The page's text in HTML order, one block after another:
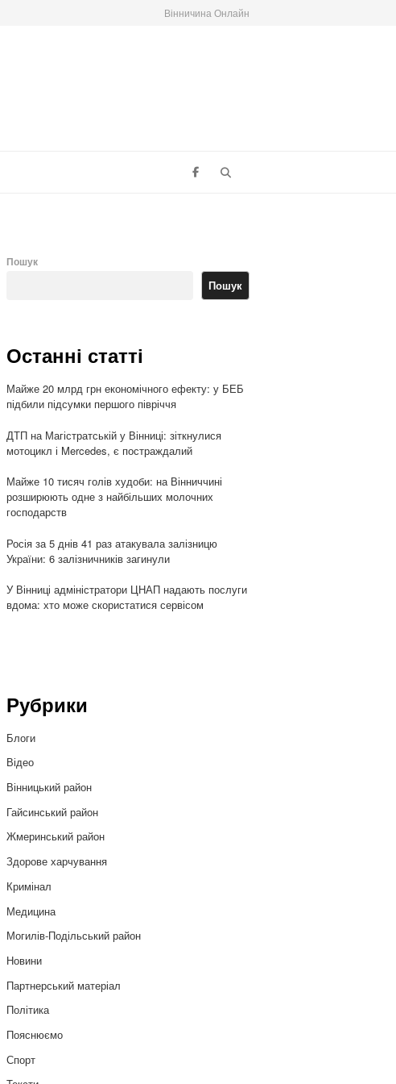
Вінничина Онлайн
Пошук
Пошук
Останні статті
Майже 20 млрд грн економічного ефекту: у БЕБ
підбили підсумки першого півріччя
ДТП на Магістратській у Вінниці: зіткнулися
мотоцикл і Mercedes, є постраждалий
Майже 10 тисяч голів худоби: на Вінниччині
розширюють одне з найбільших молочних
господарств
Росія за 5 днів 41 раз атакувала залізницю
України: 6 залізничників загинули
У Вінниці адміністратори ЦНАП надають послуги
вдома: хто може скористатися сервісом
Рубрики
Блоги
Відео
Вінницький район
Гайсинський район
Жмеринський район
Здорове харчування
Кримінал
Медицина
Могилів-Подільський район
Новини
Партнерський матеріал
Політика
Пояснюємо
Спорт